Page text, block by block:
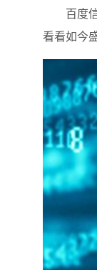
百度信
看看如今